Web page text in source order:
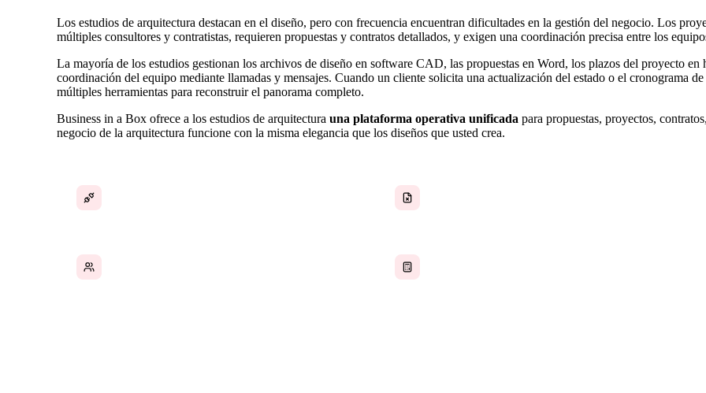
Los estudios de arquitectura destacan en el diseño, pero con frecuencia encuentran dificultades en la gestión del negocio. Los
múltiples consultores y contratistas, requieren propuestas y contratos detallados, y exigen una coordinación precisa entre los
La mayoría de los estudios gestionan los archivos de diseño en software CAD, las propuestas en Word, los plazos del proyecto
coordinación del equipo mediante llamadas y mensajes. Cuando un cliente solicita una actualización del estado o el cronograma
múltiples herramientas para reconstruir el panorama completo.
Business in a Box ofrece a los estudios de arquitectura una plataforma operativa unificada para propuestas, proyectos,
negocio de la arquitectura funcione con la misma elegancia que los diseños que usted crea.